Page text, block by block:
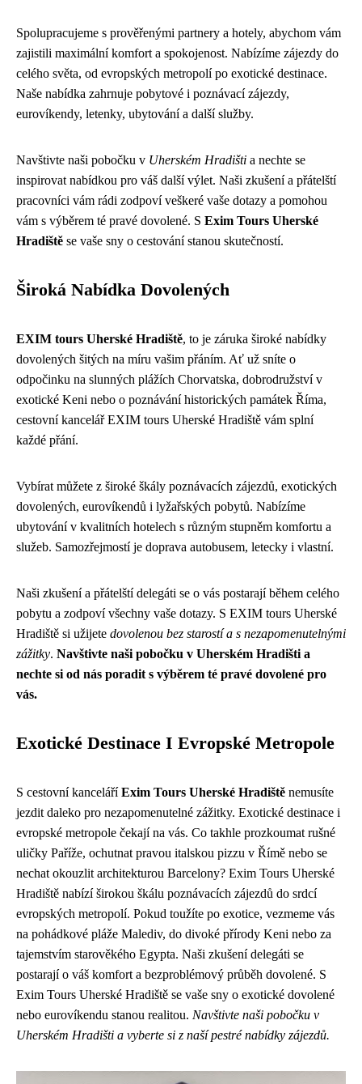
Spolupracujeme s prověřenými partnery a hotely, abychom vám
zajistili maximální komfort a spokojenost. Nabízíme zájezdy do
celého světa, od evropských metropolí po exotické destinace.
Naše nabídka zahrnuje pobytové i poznávací zájezdy,
eurovíkendy, letenky, ubytování a další služby.
Navštivte naši pobočku v Uherském Hradišti a nechte se
inspirovat nabídkou pro váš další výlet. Naši zkušení a přátelští
pracovníci vám rádi zodpoví veškeré vaše dotazy a pomohou
vám s výběrem té pravé dovolené. S Exim Tours Uherské
Hradiště se vaše sny o cestování stanou skutečností.
Široká Nabídka Dovolených
EXIM tours Uherské Hradiště, to je záruka široké nabídky
dovolených šitých na míru vašim přáním. Ať už sníte o
odpočinku na slunných plážích Chorvatska, dobrodružství v
exotické Keni nebo o poznávání historických památek Říma,
cestovní kancelář EXIM tours Uherské Hradiště vám splní
každé přání.
Vybírat můžete z široké škály poznávacích zájezdů, exotických
dovolených, eurovíkendů i lyžařských pobytů. Nabízíme
ubytování v kvalitních hotelech s různým stupněm komfortu a
služeb. Samozřejmostí je doprava autobusem, letecky i vlastní.
Naši zkušení a přátelští delegáti se o vás postarají během celého
pobytu a zodpoví všechny vaše dotazy. S EXIM tours Uherské
Hradiště si užijete dovolenou bez starostí a s nezapomenutelnými
zážitky. Navštivte naši pobočku v Uherském Hradišti a
nechte si od nás poradit s výběrem té pravé dovolené pro
vás.
Exotické Destinace I Evropské Metropole
S cestovní kanceláříExim Tours Uherské Hradiště nemusíte
jezdit daleko pro nezapomenutelné zážitky. Exotické destinace i
evropské metropole čekají na vás. Co takhle prozkoumat rušné
uličky Paříže, ochutnat pravou italskou pizzu v Římě nebo se
nechat okouzlit architekturou Barcelony? Exim Tours Uherské
Hradiště nabízí širokou škálu poznávacích zájezdů do srdcí
evropských metropolí. Pokud toužíte po exotice, vezmeme vás
na pohádkové pláže Malediv, do divoké přírody Keni nebo za
tajemstvím starověkého Egypta. Naši zkušení delegáti se
postarají o váš komfort a bezproblémový průběh dovolené. S
Exim Tours Uherské Hradiště se vaše sny o exotické dovolené
nebo eurovíkendu stanou realitou. Navštivte naši pobočku v
Uherském Hradišti a vyberte si z naší pestré nabídky zájezdů.